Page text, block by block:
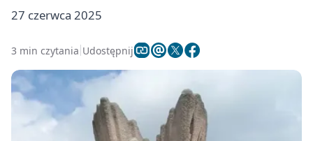
27 czerwca 2025
3 min czytania Udostępnij